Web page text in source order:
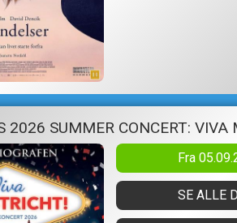
Fra
SE ALLE